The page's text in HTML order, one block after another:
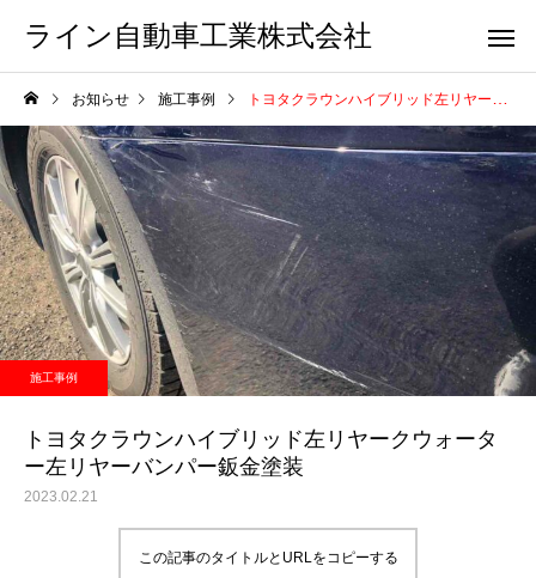
ライン自動車工業株式会社
お知らせ 施工事例 トヨタクラウンハイブリッド左リヤークウォーター左リヤーバンパー鈑金塗装
施工事例
トヨタクラウンハイブリッド左リヤークウォータ
ー左リヤーバンパー鈑金塗装
2023.02.21
この記事のタイトルとURLをコピーする